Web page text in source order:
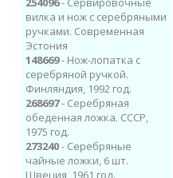
вилка и нож с серебряными
ручками. Современная
Эстония
148669- Нож-лопатка с
серебряной ручкой.
Финляндия, 1992 год.
268697- Серебряная
обеденная ложка. СССР,
1975 год.
273240- Cеребряные
чайные ложки, 6 шт​.
Швеция, 1961 год.